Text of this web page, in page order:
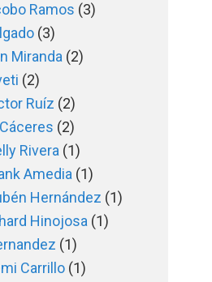
Ramos (3)
(3)
Miranda (2)
(2)
Ruíz (2)
(2)
Rivera (1)
Amedia (1)
Hernández (1)
Hinojosa (1)
(1)
Carrillo (1)